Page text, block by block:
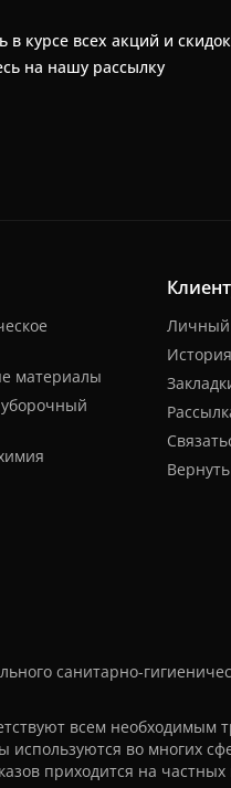
в курсе всех акций и
на нашу рассылку
материалы
Личный
санитарно-
всем необходимым
во многих
приходится на частных